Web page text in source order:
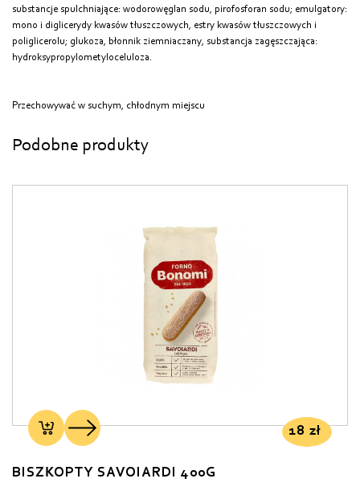
substancje spulchniające: wodorowęglan sodu, pirofosforan sodu; emulgatory:
mono i diglicerydy kwasów tłuszczowych, estry kwasów tłuszczowych i
poliglicerolu; glukoza, błonnik ziemniaczany, substancja zagęszczająca:
hydroksypropylometyloceluloza.
Przechowywać w suchym, chłodnym miejscu
Podobne produkty
18 zł
BISZKOPTY SAVOIARDI 400G